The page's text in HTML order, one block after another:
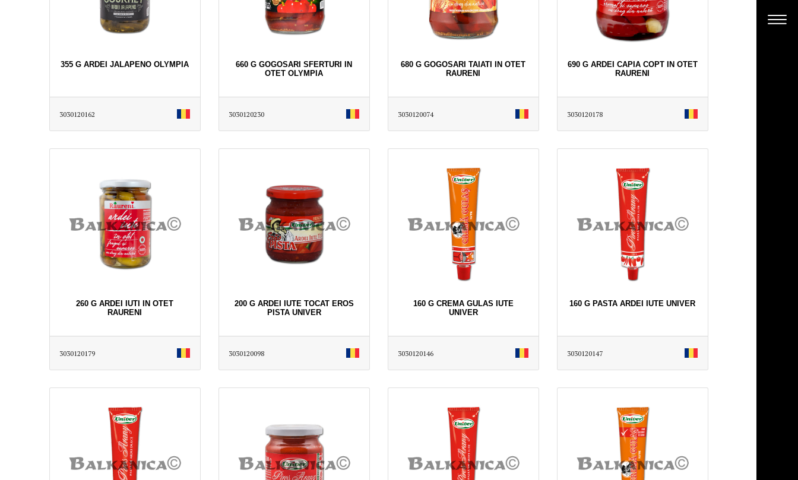
355 G ARDEI JALAPENO OLYMPIA
3030120162
660 G GOGOSARI SFERTURI IN
OTET OLYMPIA
3030120230
680 G GOGOSARI TAIATI IN OTET
RAURENI
3030120074
690 G ARDEI CAPIA COPT IN OTET
RAURENI
3030120178
260 G ARDEI IUTI IN OTET
RAURENI
3030120179
200 G ARDEI IUTE TOCAT EROS
PISTA UNIVER
3030120098
160 G CREMA GULAS IUTE
UNIVER
3030120146
160 G PASTA ARDEI IUTE UNIVER
3030120147